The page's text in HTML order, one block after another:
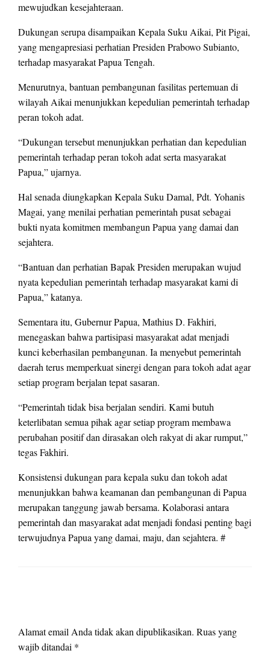
mewujudkan kesejahteraan.
Dukungan serupa disampaikan Kepala Suku Aikai, Pit Pigai,
yang mengapresiasi perhatian Presiden Prabowo Subianto,
terhadap masyarakat Papua Tengah.
Menurutnya, bantuan pembangunan fasilitas pertemuan di
wilayah Aikai menunjukkan kepedulian pemerintah terhadap
peran tokoh adat.
“Dukungan tersebut menunjukkan perhatian dan kepedulian
pemerintah terhadap peran tokoh adat serta masyarakat
Papua,” ujarnya.
Hal senada diungkapkan Kepala Suku Damal, Pdt. Yohanis
Magai, yang menilai perhatian pemerintah pusat sebagai
bukti nyata komitmen membangun Papua yang damai dan
sejahtera.
“Bantuan dan perhatian Bapak Presiden merupakan wujud
nyata kepedulian pemerintah terhadap masyarakat kami di
Papua,” katanya.
Sementara itu, Gubernur Papua, Mathius D. Fakhiri,
menegaskan bahwa partisipasi masyarakat adat menjadi
kunci keberhasilan pembangunan. Ia menyebut pemerintah
daerah terus memperkuat sinergi dengan para tokoh adat agar
setiap program berjalan tepat sasaran.
“Pemerintah tidak bisa berjalan sendiri. Kami butuh
keterlibatan semua pihak agar setiap program membawa
perubahan positif dan dirasakan oleh rakyat di akar rumput,”
tegas Fakhiri.
Konsistensi dukungan para kepala suku dan tokoh adat
menunjukkan bahwa keamanan dan pembangunan di Papua
merupakan tanggung jawab bersama. Kolaborasi antara
pemerintah dan masyarakat adat menjadi fondasi penting bagi
terwujudnya Papua yang damai, maju, dan sejahtera. #
Alamat email Anda tidak akan dipublikasikan. Ruas yang
wajib ditandai *